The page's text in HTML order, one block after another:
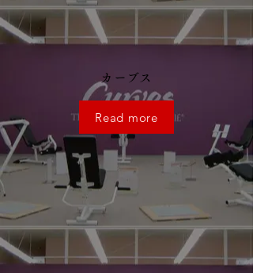
カーブス
Read more